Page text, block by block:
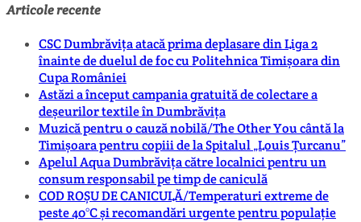
Articole recente
CSC Dumbrăvița atacă prima deplasare din Liga 2
înainte de duelul de foc cu Politehnica Timișoara din
Cupa României
Astăzi a început campania gratuită de colectare a
deșeurilor textile în Dumbrăvița
Muzică pentru o cauză nobilă/The Other You cântă la
Timișoara pentru copiii de la Spitalul „Louis Țurcanu”
Apelul Aqua Dumbrăvița către localnici pentru un
consum responsabil pe timp de caniculă
COD ROȘU DE CANICULĂ/Temperaturi extreme de
peste 40°C și recomandări urgente pentru populație